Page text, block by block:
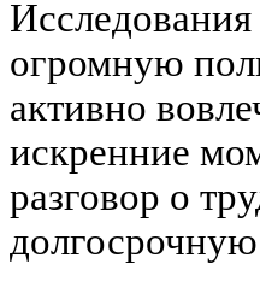
огромную
активно
искренние
разговор о